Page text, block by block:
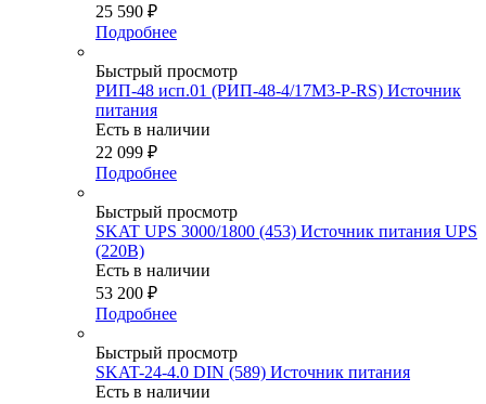
25 590 ₽
Подробнее
Быстрый просмотр
РИП-48 исп.01 (РИП-48-4/17М3-Р-RS) Источник
питания
Есть в наличии
22 099 ₽
Подробнее
Быстрый просмотр
SKAT UPS 3000/1800 (453) Источник питания UPS
(220В)
Есть в наличии
53 200 ₽
Подробнее
Быстрый просмотр
SKAT-24-4.0 DIN (589) Источник питания
Есть в наличии